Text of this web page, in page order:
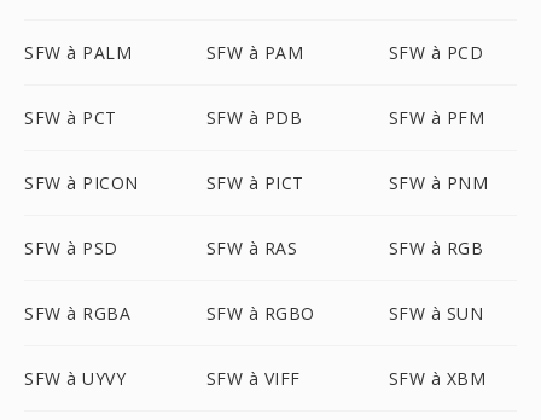
SFW à PALM SFW à PAM SFW à PCD
SFW à PCT SFW à PDB SFW à PFM
SFW à PICON SFW à PICT SFW à PNM
SFW à PSD SFW à RAS SFW à RGB
SFW à RGBA SFW à RGBO SFW à SUN
SFW à UYVY SFW à VIFF SFW à XBM